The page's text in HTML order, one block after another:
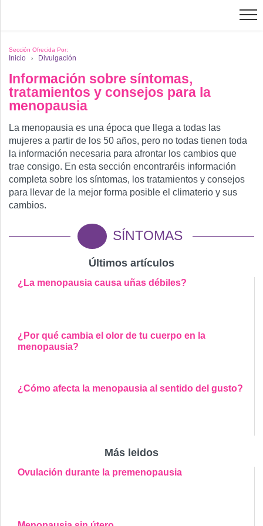
Formación
Divulgación
Recursos
Investigación
Sección Ofrecida Por:
Inicio › Divulgación
Información sobre síntomas,
tratamientos y consejos para la
menopausia
La menopausia es una época que llega a todas las
mujeres a partir de los 50 años, pero no todas tienen toda
la información necesaria para afrontar los cambios que
trae consigo. En esta sección encontraréis información
completa sobre los síntomas, los tratamientos y consejos
para llevar de la mejor forma posible el climaterio y sus
cambios.
SÍNTOMAS
Últimos artículos
¿La menopausia causa uñas débiles?
¿Por qué cambia el olor de tu cuerpo en la
menopausia?
¿Cómo afecta la menopausia al sentido del gusto?
Más leidos
Ovulación durante la premenopausia